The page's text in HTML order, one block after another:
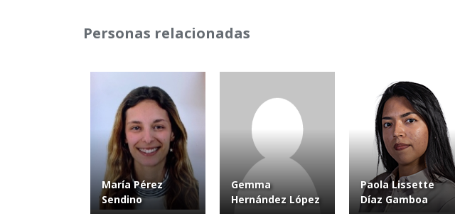
Personas relacionadas
María Pérez
Sendino
Gemma
Hernández López
Paola Lissette
Díaz Gamboa